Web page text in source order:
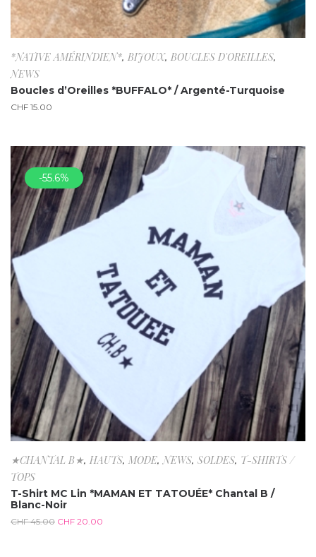
*NATIVE AMÉRINDIEN*, BIJOUX, BOUCLES D'OREILLES,
NEWS
Boucles d’Oreilles *BUFFALO* / Argenté-Turquoise
CHF 15.00
-55.6%
★CHANTAL B★, HAUTS, MODE,NEWS, SOLDES, T-SHIRTS /
TOPS
T-Shirt MC Lin *MAMAN ET TATOUÉE* Chantal B /
Blanc-Noir
CHF45.00 CHF 20.00